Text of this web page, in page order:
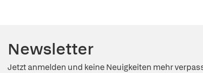
Newsletter
Jetzt anmelden und keine Neuigkeiten mehr